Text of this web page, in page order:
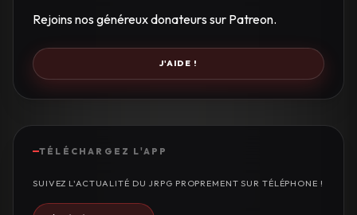
Rejoins nos généreux donateurs sur Patreon.
J'AIDE !
TÉLÉCHARGEZ L'APP
SUIVEZ L'ACTUALITÉ DU JRPG PROPREMENT SUR TÉLÉPHONE !